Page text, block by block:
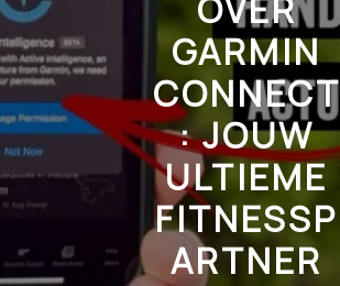
OVER
GARMIN
CONNECT
: JOUW
ULTIEME
FITNESSP
ARTNER